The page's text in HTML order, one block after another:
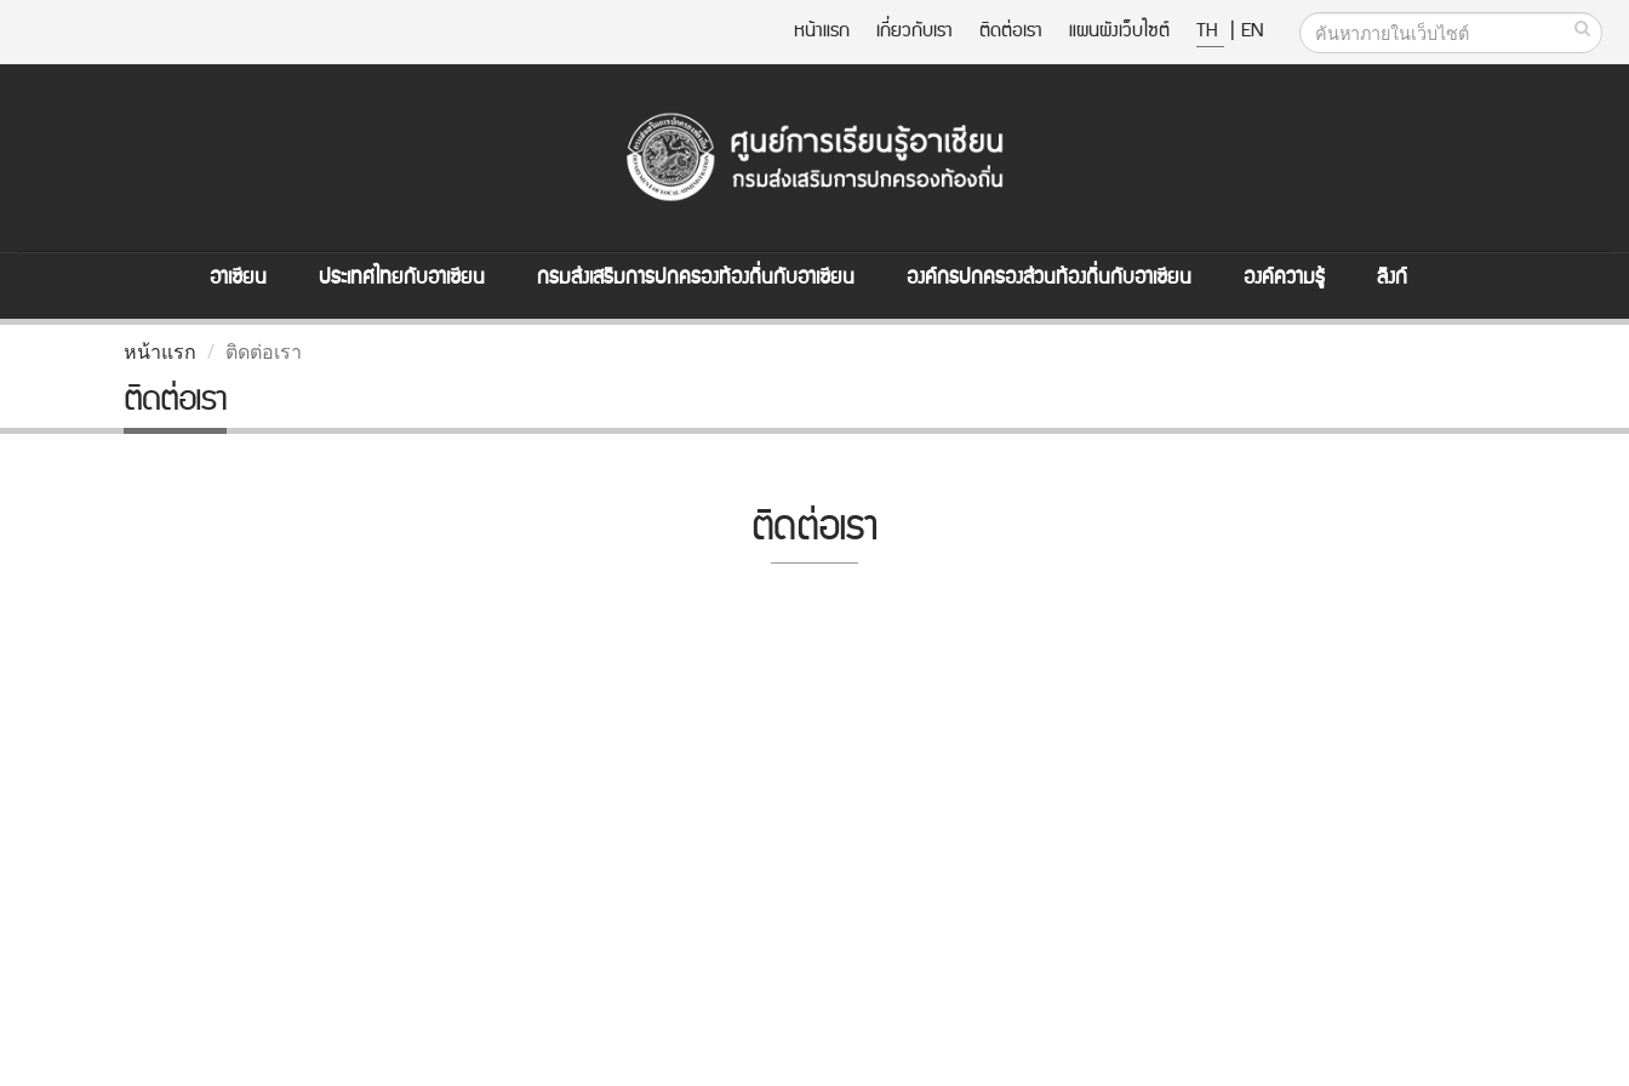
หน้าแรก เกี่ยวกับเรา ติดต่อเรา แผนผังเว็บไซต์ TH | EN
อาเซียน ประเทศไทยกับอาเซียน กรมส่งเสริมการปกครองท้องถิ่นกับอาเซียน องค์กรปกครองส่วนท้องถิ่นกับอาเซียน องค์ความรู้ ลิงก์
หน้าแรก ติดต่อเรา
ติดต่อเรา
ติดต่อเรา